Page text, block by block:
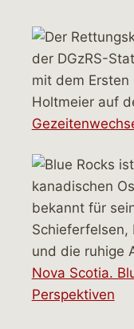
Nova Scotia.
Perspektiven